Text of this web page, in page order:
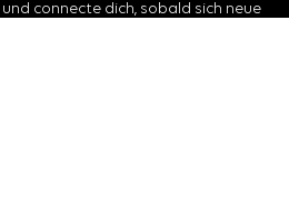
und connecte dich, sobald sich neue